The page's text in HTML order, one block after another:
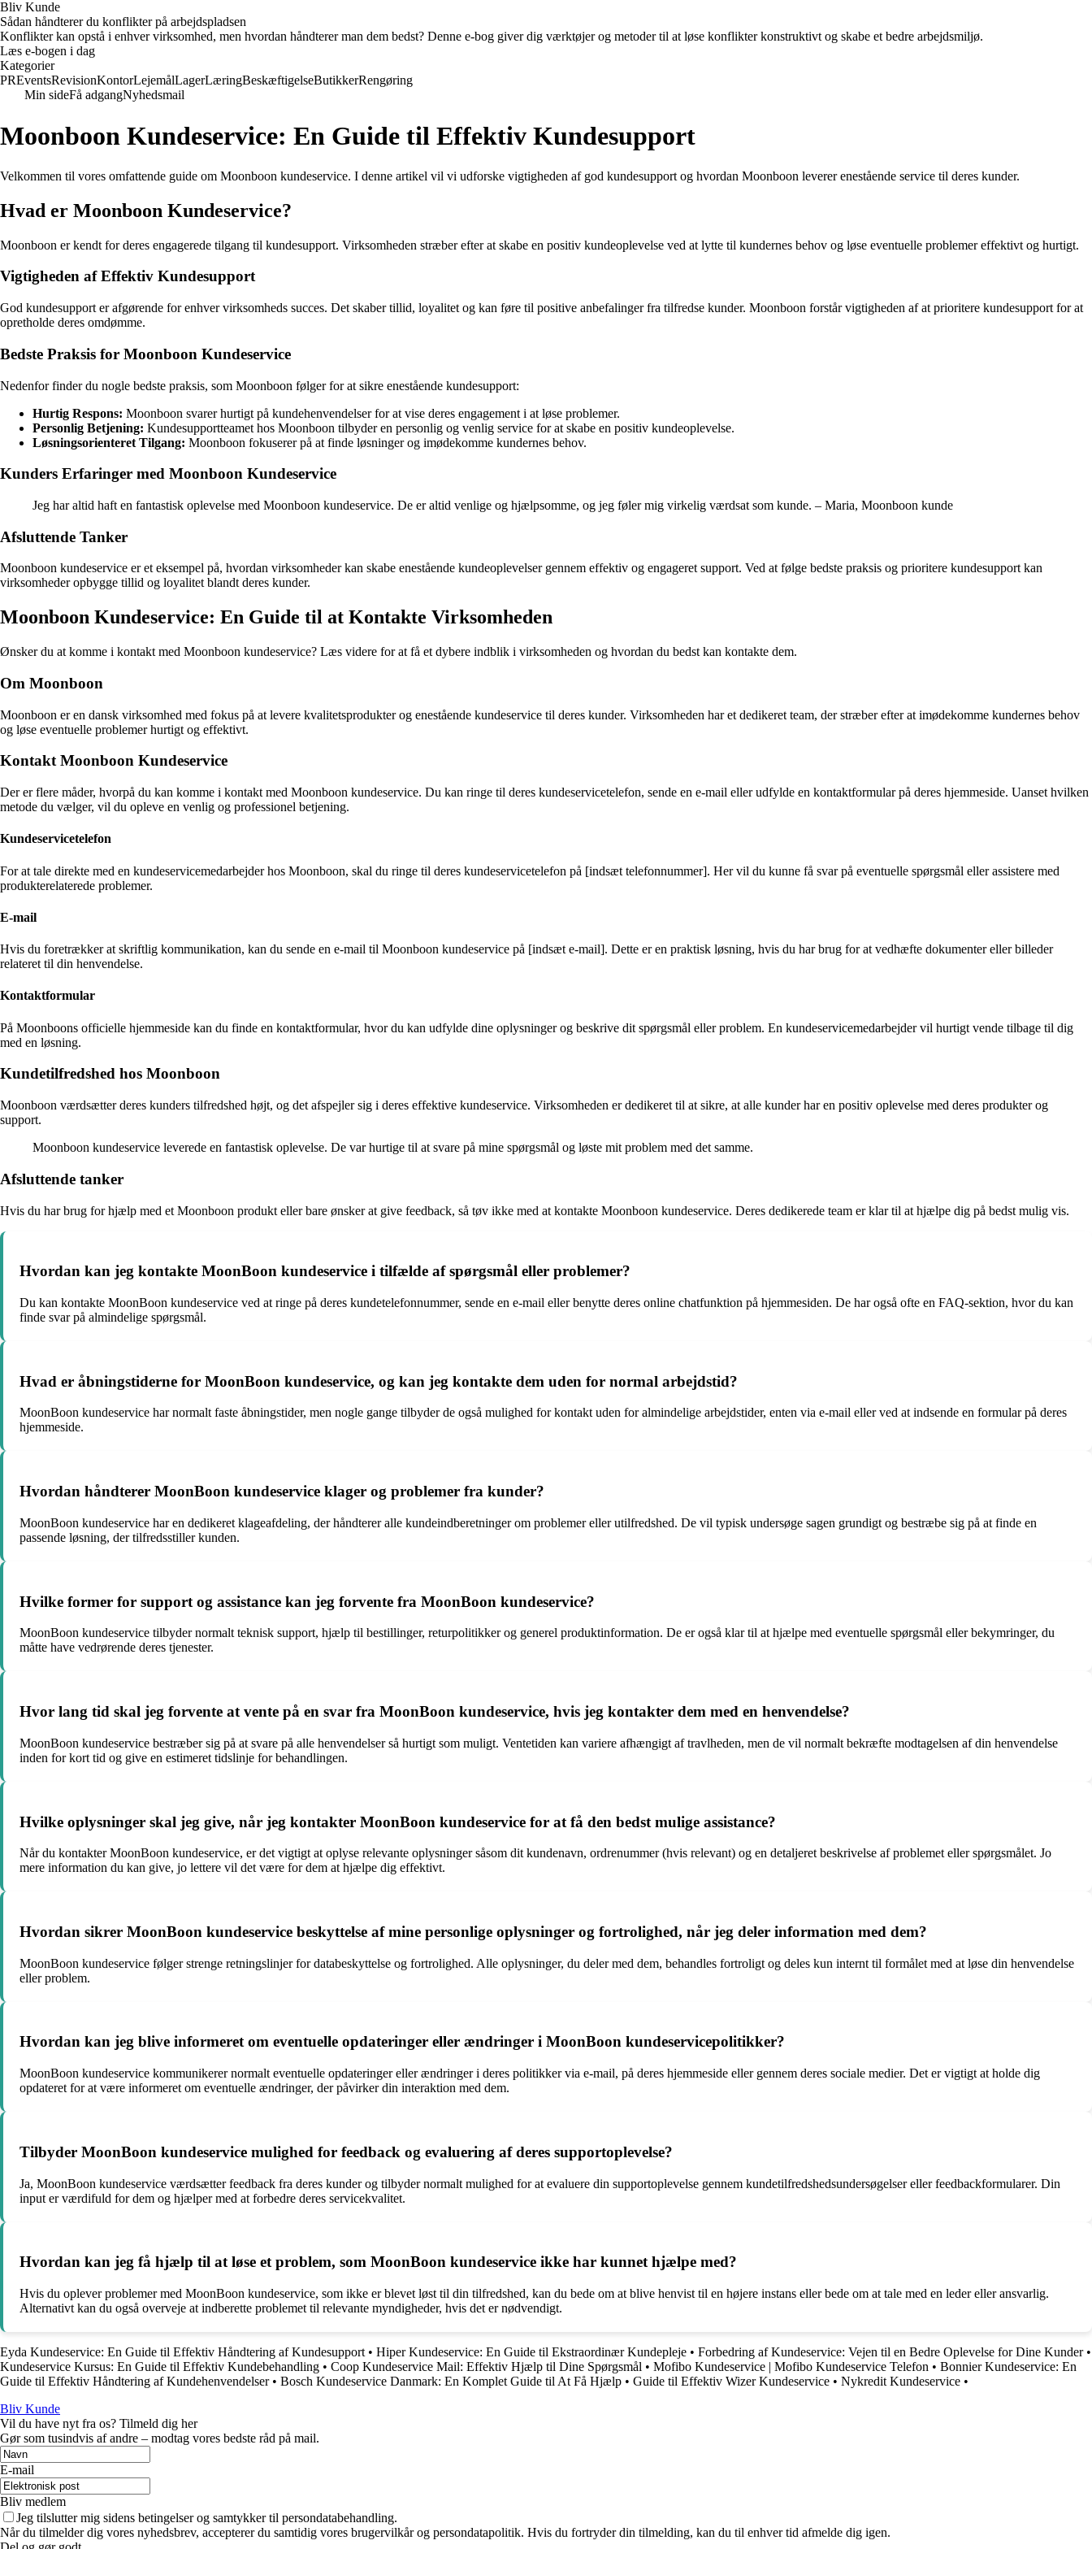
Bliv Kunde
Sådan håndterer du konflikter på arbejdspladsen
Konflikter kan opstå i enhver virksomhed, men hvordan håndterer man dem bedst? Denne e-bog giver dig værktøjer og metoder til at løse konflikter konstruktivt og skabe et bedre arbejdsmiljø.
Læs e-bogen i dag
Kategorier
PREventsRevisionKontorLejemålLagerLæringBeskæftigelseButikkerRengøring
Min sideFå adgangNyhedsmail
Moonboon Kundeservice: En Guide til Effektiv Kundesupport
Velkommen til vores omfattende guide om Moonboon kundeservice. I denne artikel vil vi udforske vigtigheden af god kundesupport og hvordan Moonboon leverer enestående service til deres kunder.
Hvad er Moonboon Kundeservice?
Moonboon er kendt for deres engagerede tilgang til kundesupport. Virksomheden stræber efter at skabe en positiv kundeoplevelse ved at lytte til kundernes behov og løse eventuelle problemer effektivt og hurtigt.
Vigtigheden af Effektiv Kundesupport
God kundesupport er afgørende for enhver virksomheds succes. Det skaber tillid, loyalitet og kan føre til positive anbefalinger fra tilfredse kunder. Moonboon forstår vigtigheden af at prioritere kundesupport for at
opretholde deres omdømme.
Bedste Praksis for Moonboon Kundeservice
Nedenfor finder du nogle bedste praksis, som Moonboon følger for at sikre enestående kundesupport:
Hurtig Respons: Moonboon svarer hurtigt på kundehenvendelser for at vise deres engagement i at løse problemer.
Personlig Betjening: Kundesupportteamet hos Moonboon tilbyder en personlig og venlig service for at skabe en positiv kundeoplevelse.
Løsningsorienteret Tilgang: Moonboon fokuserer på at finde løsninger og imødekomme kundernes behov.
Kunders Erfaringer med Moonboon Kundeservice
Jeg har altid haft en fantastisk oplevelse med Moonboon kundeservice. De er altid venlige og hjælpsomme, og jeg føler mig virkelig værdsat som kunde. – Maria, Moonboon kunde
Afsluttende Tanker
Moonboon kundeservice er et eksempel på, hvordan virksomheder kan skabe enestående kundeoplevelser gennem effektiv og engageret support. Ved at følge bedste praksis og prioritere kundesupport kan
virksomheder opbygge tillid og loyalitet blandt deres kunder.
Moonboon Kundeservice: En Guide til at Kontakte Virksomheden
Ønsker du at komme i kontakt med Moonboon kundeservice? Læs videre for at få et dybere indblik i virksomheden og hvordan du bedst kan kontakte dem.
Om Moonboon
Moonboon er en dansk virksomhed med fokus på at levere kvalitetsprodukter og enestående kundeservice til deres kunder. Virksomheden har et dedikeret team, der stræber efter at imødekomme kundernes behov
og løse eventuelle problemer hurtigt og effektivt.
Kontakt Moonboon Kundeservice
Der er flere måder, hvorpå du kan komme i kontakt med Moonboon kundeservice. Du kan ringe til deres kundeservicetelefon, sende en e-mail eller udfylde en kontaktformular på deres hjemmeside. Uanset hvilken
metode du vælger, vil du opleve en venlig og professionel betjening.
Kundeservicetelefon
For at tale direkte med en kundeservicemedarbejder hos Moonboon, skal du ringe til deres kundeservicetelefon på [indsæt telefonnummer]. Her vil du kunne få svar på eventuelle spørgsmål eller assistere med
produkterelaterede problemer.
E-mail
Hvis du foretrækker at skriftlig kommunikation, kan du sende en e-mail til Moonboon kundeservice på [indsæt e-mail]. Dette er en praktisk løsning, hvis du har brug for at vedhæfte dokumenter eller billeder
relateret til din henvendelse.
Kontaktformular
På Moonboons officielle hjemmeside kan du finde en kontaktformular, hvor du kan udfylde dine oplysninger og beskrive dit spørgsmål eller problem. En kundeservicemedarbejder vil hurtigt vende tilbage til dig
med en løsning.
Kundetilfredshed hos Moonboon
Moonboon værdsætter deres kunders tilfredshed højt, og det afspejler sig i deres effektive kundeservice. Virksomheden er dedikeret til at sikre, at alle kunder har en positiv oplevelse med deres produkter og
support.
Moonboon kundeservice leverede en fantastisk oplevelse. De var hurtige til at svare på mine spørgsmål og løste mit problem med det samme.
Afsluttende tanker
Hvis du har brug for hjælp med et Moonboon produkt eller bare ønsker at give feedback, så tøv ikke med at kontakte Moonboon kundeservice. Deres dedikerede team er klar til at hjælpe dig på bedst mulig vis.
Hvordan kan jeg kontakte MoonBoon kundeservice i tilfælde af spørgsmål eller problemer?
Du kan kontakte MoonBoon kundeservice ved at ringe på deres kundetelefonnummer, sende en e-mail eller benytte deres online chatfunktion på hjemmesiden. De har også ofte en FAQ-sektion, hvor du kan
finde svar på almindelige spørgsmål.
Hvad er åbningstiderne for MoonBoon kundeservice, og kan jeg kontakte dem uden for normal arbejdstid?
MoonBoon kundeservice har normalt faste åbningstider, men nogle gange tilbyder de også mulighed for kontakt uden for almindelige arbejdstider, enten via e-mail eller ved at indsende en formular på deres
hjemmeside.
Hvordan håndterer MoonBoon kundeservice klager og problemer fra kunder?
MoonBoon kundeservice har en dedikeret klageafdeling, der håndterer alle kundeindberetninger om problemer eller utilfredshed. De vil typisk undersøge sagen grundigt og bestræbe sig på at finde en
passende løsning, der tilfredsstiller kunden.
Hvilke former for support og assistance kan jeg forvente fra MoonBoon kundeservice?
MoonBoon kundeservice tilbyder normalt teknisk support, hjælp til bestillinger, returpolitikker og generel produktinformation. De er også klar til at hjælpe med eventuelle spørgsmål eller bekymringer, du
måtte have vedrørende deres tjenester.
Hvor lang tid skal jeg forvente at vente på en svar fra MoonBoon kundeservice, hvis jeg kontakter dem med en henvendelse?
MoonBoon kundeservice bestræber sig på at svare på alle henvendelser så hurtigt som muligt. Ventetiden kan variere afhængigt af travlheden, men de vil normalt bekræfte modtagelsen af din henvendelse
inden for kort tid og give en estimeret tidslinje for behandlingen.
Hvilke oplysninger skal jeg give, når jeg kontakter MoonBoon kundeservice for at få den bedst mulige assistance?
Når du kontakter MoonBoon kundeservice, er det vigtigt at oplyse relevante oplysninger såsom dit kundenavn, ordrenummer (hvis relevant) og en detaljeret beskrivelse af problemet eller spørgsmålet. Jo
mere information du kan give, jo lettere vil det være for dem at hjælpe dig effektivt.
Hvordan sikrer MoonBoon kundeservice beskyttelse af mine personlige oplysninger og fortrolighed, når jeg deler information med dem?
MoonBoon kundeservice følger strenge retningslinjer for databeskyttelse og fortrolighed. Alle oplysninger, du deler med dem, behandles fortroligt og deles kun internt til formålet med at løse din henvendelse
eller problem.
Hvordan kan jeg blive informeret om eventuelle opdateringer eller ændringer i MoonBoon kundeservicepolitikker?
MoonBoon kundeservice kommunikerer normalt eventuelle opdateringer eller ændringer i deres politikker via e-mail, på deres hjemmeside eller gennem deres sociale medier. Det er vigtigt at holde dig
opdateret for at være informeret om eventuelle ændringer, der påvirker din interaktion med dem.
Tilbyder MoonBoon kundeservice mulighed for feedback og evaluering af deres supportoplevelse?
Ja, MoonBoon kundeservice værdsætter feedback fra deres kunder og tilbyder normalt mulighed for at evaluere din supportoplevelse gennem kundetilfredshedsundersøgelser eller feedbackformularer. Din
input er værdifuld for dem og hjælper med at forbedre deres servicekvalitet.
Hvordan kan jeg få hjælp til at løse et problem, som MoonBoon kundeservice ikke har kunnet hjælpe med?
Hvis du oplever problemer med MoonBoon kundeservice, som ikke er blevet løst til din tilfredshed, kan du bede om at blive henvist til en højere instans eller bede om at tale med en leder eller ansvarlig.
Alternativt kan du også overveje at indberette problemet til relevante myndigheder, hvis det er nødvendigt.
Eyda Kundeservice: En Guide til Effektiv Håndtering af Kundesupport • Hiper Kundeservice: En Guide til Ekstraordinær Kundepleje • Forbedring af Kundeservice: Vejen til en Bedre Oplevelse for Dine Kunder•
Kundeservice Kursus: En Guide til Effektiv Kundebehandling • Coop Kundeservice Mail: Effektiv Hjælp til Dine Spørgsmål • Mofibo Kundeservice | Mofibo Kundeservice Telefon • Bonnier Kundeservice: En
Guide til Effektiv Håndtering af Kundehenvendelser• Bosch Kundeservice Danmark: En Komplet Guide til At Få Hjælp • Guide til Effektiv Wizer Kundeservice • Nykredit Kundeservice •
Bliv Kunde
Vil du have nyt fra os? Tilmeld dig her
Gør som tusindvis af andre – modtag vores bedste råd på mail.
E-mail
Bliv medlem
Jeg tilslutter mig sidens betingelser og samtykker til persondatabehandling.
Når du tilmelder dig vores nyhedsbrev, accepterer du samtidig vores brugervilkår og persondatapolitik. Hvis du fortryder din tilmelding, kan du til enhver tid afmelde dig igen.